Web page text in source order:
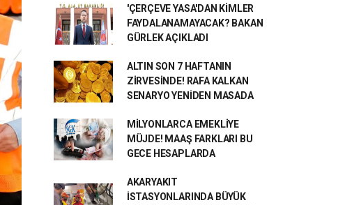
'ÇERÇEVE YASA'DAN KİMLER
FAYDALANAMAYACAK? BAKAN
GÜRLEK AÇIKLADI
ALTIN SON 7 HAFTANIN
ZİRVESİNDE! RAFA KALKAN
SENARYO YENİDEN MASADA
MİLYONLARCA EMEKLİYE
MÜJDE! MAAŞ FARKLARI BU
GECE HESAPLARDA
AKARYAKIT
İSTASYONLARINDA BÜYÜK